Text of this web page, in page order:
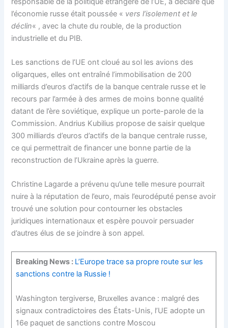
l’économie russe était poussée « vers l’isolement et le
déclin« , avec la chute du rouble, de la production
industrielle et du PIB.
Les sanctions de l’UE ont cloué au sol les avions des
oligarques, elles ont entraîné l’immobilisation de 200
milliards d’euros d’actifs de la banque centrale russe et le
recours par l’armée à des armes de moins bonne qualité
datant de l’ère soviétique, explique un porte-parole de la
Commission. Andrius Kubilius propose de saisir quelque
300 milliards d’euros d’actifs de la banque centrale russe,
ce qui permettrait de financer une bonne partie de la
reconstruction de l’Ukraine après la guerre.
Christine Lagarde a prévenu qu’une telle mesure pourrait
nuire à la réputation de l’euro, mais l’eurodéputé pense avoir
trouvé une solution pour contourner les obstacles
juridiques internationaux et espère pouvoir persuader
d’autres élus de se joindre à son appel.
Breaking News : L’Europe trace sa propre route sur les
sanctions contre la Russie !
Washington tergiverse, Bruxelles avance : malgré des
signaux contradictoires des États-Unis, l’UE adopte un
16e paquet de sanctions contre Moscou